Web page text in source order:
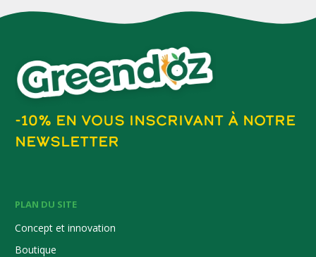
-10% EN VOUS INSCRIVANT À NOTRE
NEWSLETTER
PLAN DU SITE
Concept et innovation
Boutique